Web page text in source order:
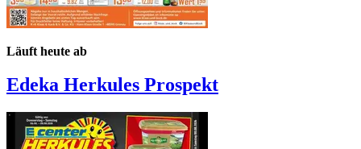
Läuft heute ab
Edeka Herkules Prospekt